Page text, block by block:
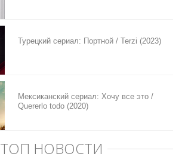
Турецкий сериал: Портной / Terzi (2023)
Мексиканский сериал: Хочу все это /
Quererlo todo (2020)
ТОП НОВОСТИ